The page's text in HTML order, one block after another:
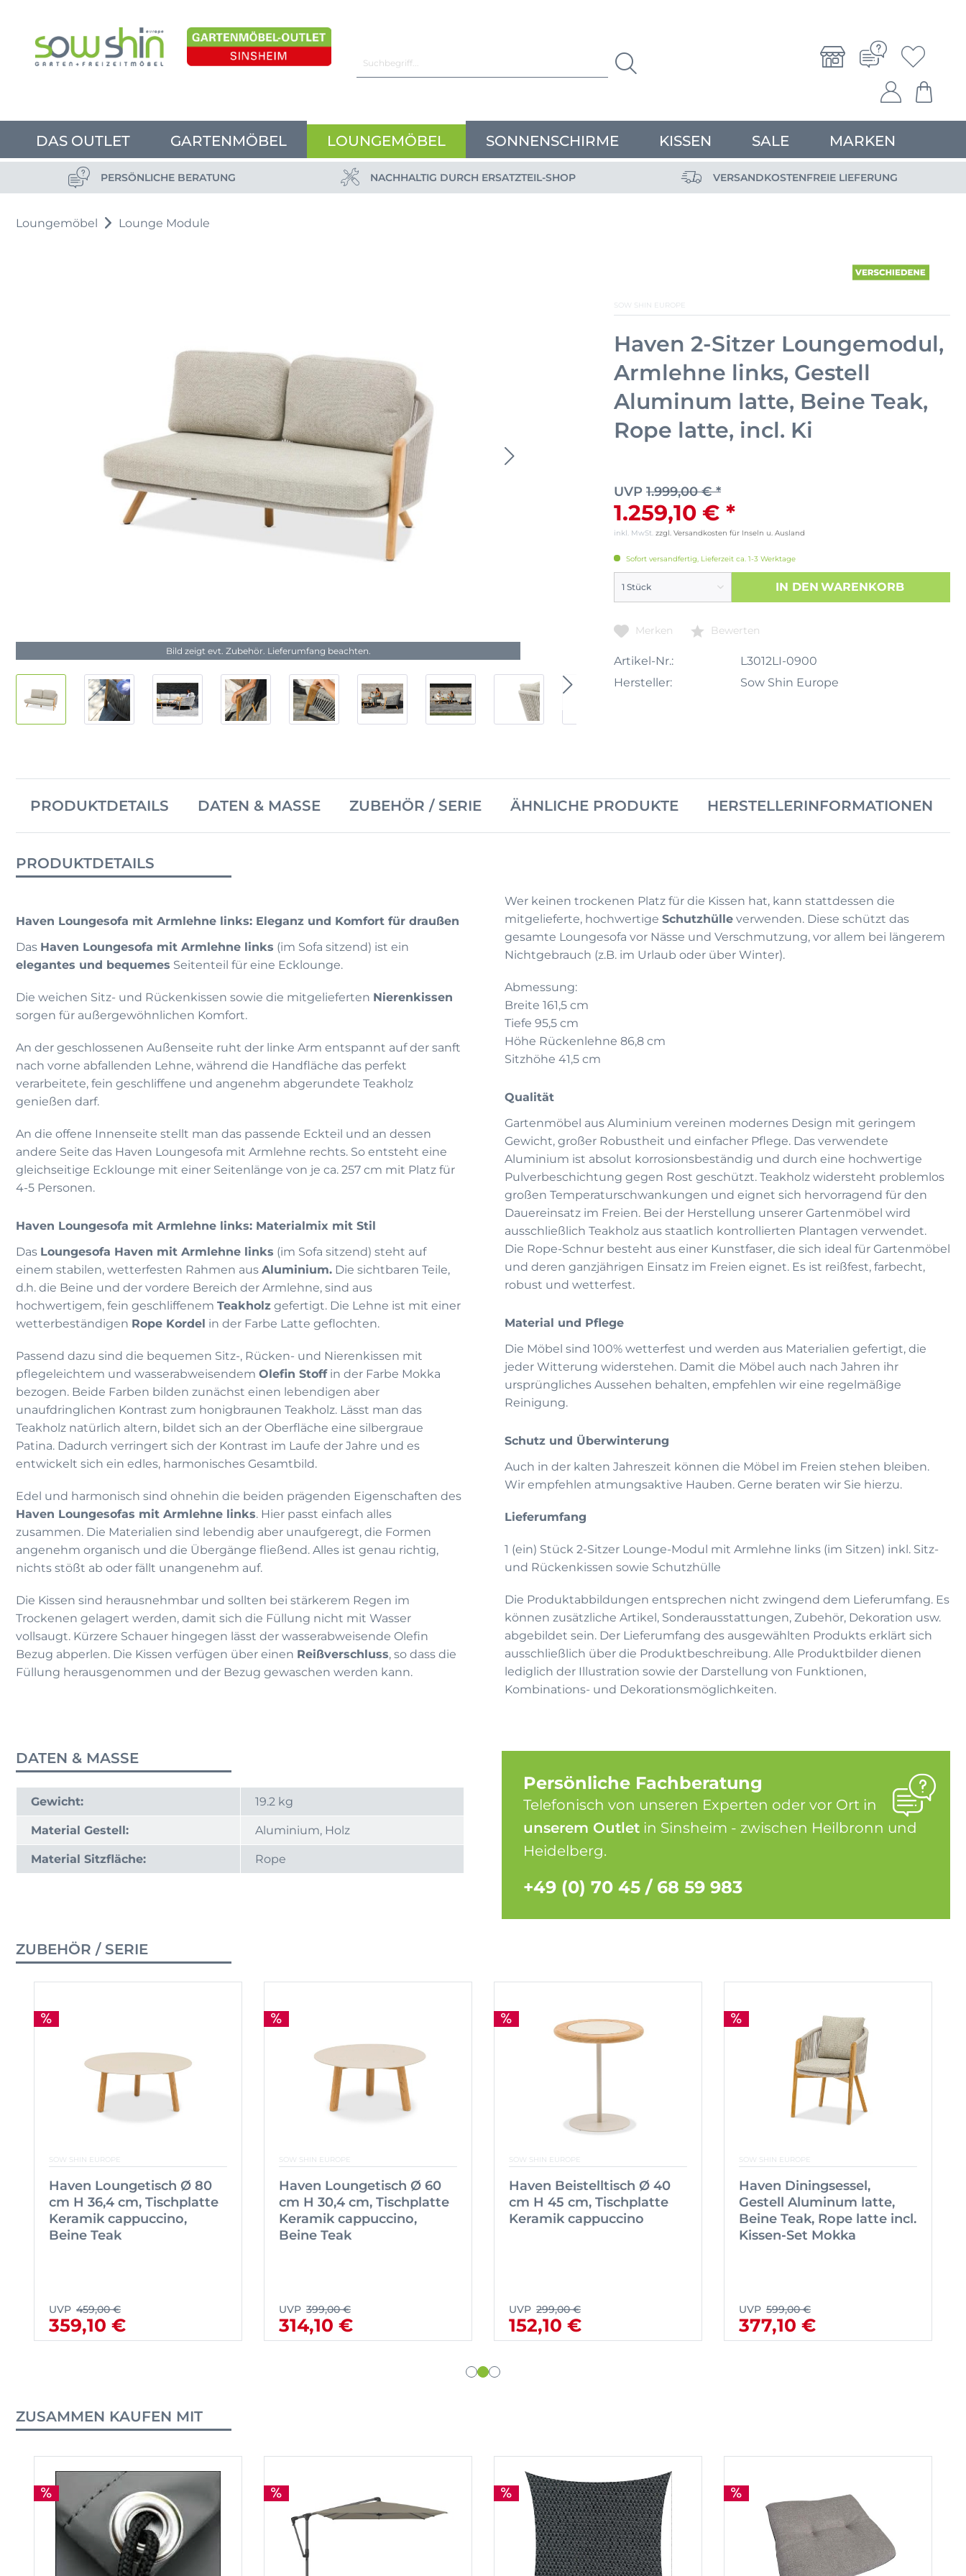
DAS OUTLET GARTENMÖBEL LOUNGEMÖBEL SONNENSCHIRME KISSEN SALE MARKEN
PERSÖNLICHE BERATUNG NACHHALTIG DURCH ERSATZTEIL-SHOP VERSANDKOSTENFREIE LIEFERUNG
Loungemöbel Lounge Module
Bild zeigt evt. Zubehör. Lieferumfang beachten.
SOW SHIN EUROPE
Haven 2-Sitzer Loungemodul,
Armlehne links, Gestell
Aluminum latte, Beine Teak,
Rope latte, incl. Ki
UVP 1.999,00 € *
1.259,10 € *
inkl. MwSt. zzgl. Versandkosten für Inseln u. Ausland
Sofort versandfertig, Lieferzeit ca. 1-3 Werktage
IN DEN WARENKORB
Merken Bewerten
Artikel-Nr.:
L3012LI-0900
Hersteller:
Sow Shin Europe
PRODUKTDETAILS DATEN & MASSE ZUBEHÖR / SERIE ÄHNLICHE PRODUKTE HERSTELLERINFORMATIONEN
PRODUKTDETAILS
Haven Loungesofa mit Armlehne links: Eleganz und Komfort für draußen
Das Haven Loungesofa mit Armlehne links (im Sofa sitzend) ist ein
elegantes und bequemes Seitenteil für eine Ecklounge.
Die weichen Sitz- und Rückenkissen sowie die mitgelieferten Nierenkissen
sorgen für außergewöhnlichen Komfort.
An der geschlossenen Außenseite ruht der linke Arm entspannt auf der sanft
nach vorne abfallenden Lehne, während die Handfläche das perfekt
verarbeitete, fein geschliffene und angenehm abgerundete Teakholz
genießen darf.
An die offene Innenseite stellt man das passende Eckteil und an dessen
andere Seite das Haven Loungesofa mit Armlehne rechts. So entsteht eine
gleichseitige Ecklounge mit einer Seitenlänge von je ca. 257 cm mit Platz für
4-5 Personen.
Haven Loungesofa mit Armlehne links: Materialmix mit Stil
Das Loungesofa Haven mit Armlehne links (im Sofa sitzend) steht auf
einem stabilen, wetterfesten Rahmen aus Aluminium. Die sichtbaren Teile,
d.h. die Beine und der vordere Bereich der Armlehne, sind aus
hochwertigem, fein geschliffenem Teakholz gefertigt. Die Lehne ist mit einer
wetterbeständigen Rope Kordel in der Farbe Latte geflochten.
Passend dazu sind die bequemen Sitz-, Rücken- und Nierenkissen mit
pflegeleichtem und wasserabweisendem Olefin Stoffin der Farbe Mokka
bezogen. Beide Farben bilden zunächst einen lebendigen aber
unaufdringlichen Kontrast zum honigbraunen Teakholz. Lässt man das
Teakholz natürlich altern, bildet sich an der Oberfläche eine silbergraue
Patina. Dadurch verringert sich der Kontrast im Laufe der Jahre und es
entwickelt sich ein edles, harmonisches Gesamtbild.
Edel und harmonisch sind ohnehin die beiden prägenden Eigenschaften des
Haven Loungesofas mit Armlehne links. Hier passt einfach alles
zusammen. Die Materialien sind lebendig aber unaufgeregt, die Formen
angenehm organisch und die Übergänge fließend. Alles ist genau richtig,
nichts stößt ab oder fällt unangenehm auf.
Die Kissen sind herausnehmbar und sollten bei stärkerem Regen im
Trockenen gelagert werden, damit sich die Füllung nicht mit Wasser
vollsaugt. Kürzere Schauer hingegen lässt der wasserabweisende Olefin
Bezug abperlen. Die Kissen verfügen über einen Reißverschluss, so dass die
Füllung herausgenommen und der Bezug gewaschen werden kann.
Wer keinen trockenen Platz für die Kissen hat, kann stattdessen die
mitgelieferte, hochwertige Schutzhülle verwenden. Diese schützt das
gesamte Loungesofa vor Nässe und Verschmutzung, vor allem bei längerem
Nichtgebrauch (z.B. im Urlaub oder über Winter).
Abmessung:
Breite 161,5 cm
Tiefe 95,5 cm
Höhe Rückenlehne 86,8 cm
Sitzhöhe 41,5 cm
Qualität
Gartenmöbel aus Aluminium vereinen modernes Design mit geringem
Gewicht, großer Robustheit und einfacher Pflege. Das verwendete
Aluminium ist absolut korrosionsbeständig und durch eine hochwertige
Pulverbeschichtung gegen Rost geschützt. Teakholz widersteht problemlos
großen Temperaturschwankungen und eignet sich hervorragend für den
Dauereinsatz im Freien. Bei der Herstellung unserer Gartenmöbel wird
ausschließlich Teakholz aus staatlich kontrollierten Plantagen verwendet.
Die Rope-Schnur besteht aus einer Kunstfaser, die sich ideal für Gartenmöbel
und deren ganzjährigen Einsatz im Freien eignet. Es ist reißfest, farbecht,
robust und wetterfest.
Material und Pflege
Die Möbel sind 100% wetterfest und werden aus Materialien gefertigt, die
jeder Witterung widerstehen. Damit die Möbel auch nach Jahren ihr
ursprüngliches Aussehen behalten, empfehlen wir eine regelmäßige
Reinigung.
Schutz und Überwinterung
Auch in der kalten Jahreszeit können die Möbel im Freien stehen bleiben.
Wir empfehlen atmungsaktive Hauben. Gerne beraten wir Sie hierzu.
Lieferumfang
1 (ein) Stück 2-Sitzer Lounge-Modul mit Armlehne links (im Sitzen) inkl. Sitz-
und Rückenkissen sowie Schutzhülle
Die Produktabbildungen entsprechen nicht zwingend dem Lieferumfang. Es
können zusätzliche Artikel, Sonderausstattungen, Zubehör, Dekoration usw.
abgebildet sein. Der Lieferumfang des ausgewählten Produkts erklärt sich
ausschließlich über die Produktbeschreibung. Alle Produktbilder dienen
lediglich der Illustration sowie der Darstellung von Funktionen,
Kombinations- und Dekorationsmöglichkeiten.
DATEN & MASSE
Gewicht: 19.2 kg
Material Gestell: Aluminium, Holz
Material Sitzfläche: Rope
Persönliche Fachberatung
Telefonisch von unseren Experten oder vor Ort in
unserem Outlet in Sinsheim - zwischen Heilbronn und
Heidelberg.
+49 (0) 70 45 / 68 59 983
ZUBEHÖR / SERIE
SOW SHIN EUROPE
Haven Loungetisch Ø 80
cm H 36,4 cm, Tischplatte
Keramik cappuccino,
Beine Teak
UVP 459,00 €
359,10 €
SOW SHIN EUROPE
Haven Loungetisch Ø 60
cm H 30,4 cm, Tischplatte
Keramik cappuccino,
Beine Teak
UVP 399,00 €
314,10 €
SOW SHIN EUROPE
Haven Beistelltisch Ø 40
cm H 45 cm, Tischplatte
Keramik cappuccino
UVP 299,00 €
152,10 €
SOW SHIN EUROPE
Haven Diningsessel,
Gestell Aluminum latte,
Beine Teak, Rope latte incl.
Kissen-Set Mokka
UVP 599,00 €
377,10 €
ZUSAMMEN KAUFEN MIT